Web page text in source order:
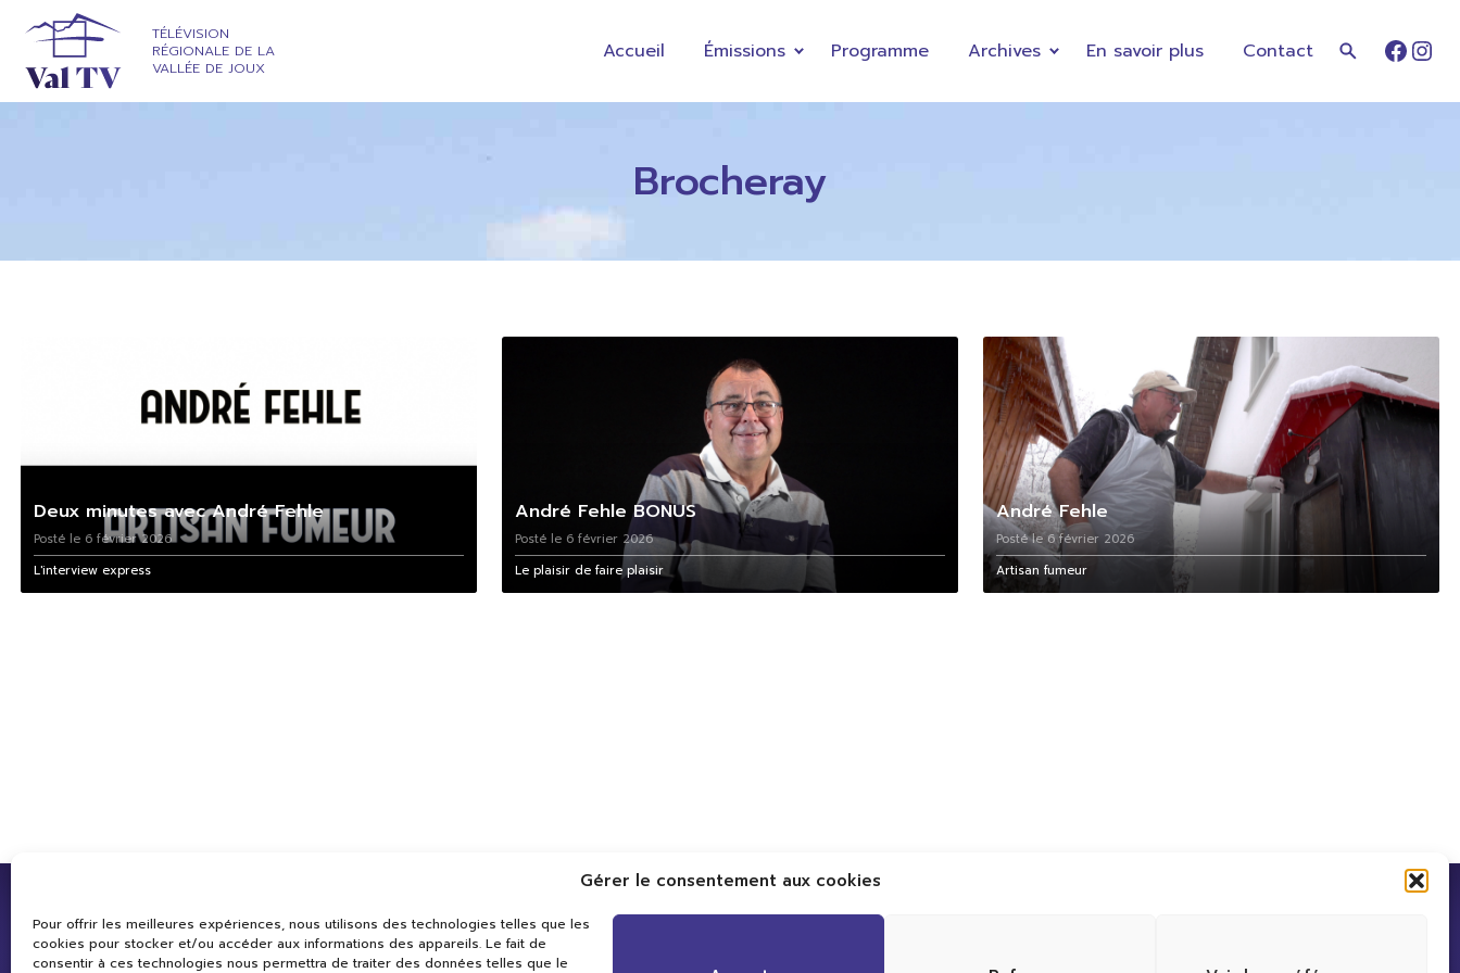
Gérer le consentement aux cookies
Pour offrir les meilleures expériences, nous utilisons des technologies telles que les
cookies pour stocker et/ou accéder aux informations des appareils. Le fait de
consentir à ces technologies nous permettra de traiter des données telles que le
TÉLÉVISION
RÉGIONALE DE LA
VALLÉE DE JOUX
Accueil Émissions Programme Archives En savoir plus Contact
Brocheray
Deux minutes avec André Fehle
Posté le 6 février 2026
L'interview express
André Fehle BONUS
Posté le 6 février 2026
Le plaisir de faire plaisir
André Fehle
Posté le 6 février 2026
Artisan fumeur
Val TV